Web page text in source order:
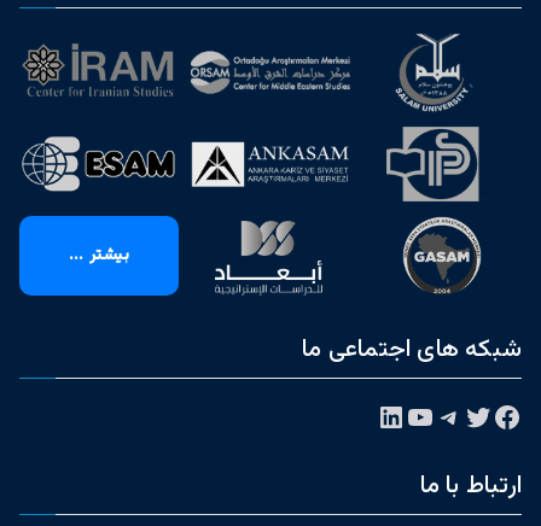
بیشتر ...
شبکه های اجتماعی ما
فیس‌بوکتوییتر تلگرام یوتیوبلینکداین
ارتباط با ما